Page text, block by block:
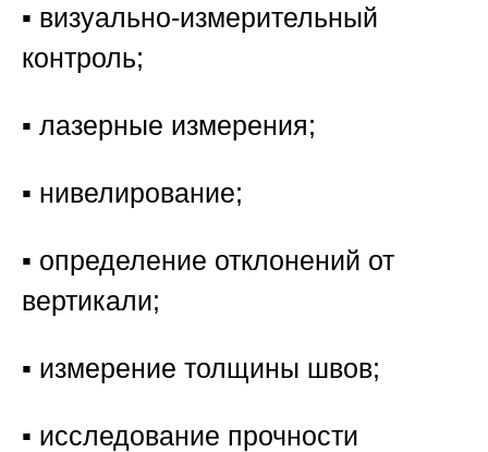
▪️ визуально-измерительный
контроль;
▪️ лазерные измерения;
▪️ нивелирование;
▪️ определение отклонений от
вертикали;
▪️ измерение толщины швов;
▪️ исследование прочности